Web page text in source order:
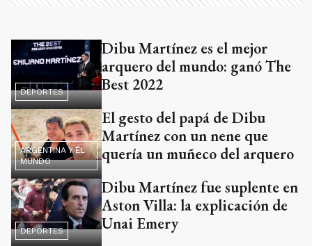
DEPORTES
Dibu Martínez es el mejor
arquero del mundo: ganó The
Best 2022
ARGENTINA Y EL
MUNDO
El gesto del papá de Dibu
Martínez con un nene que
quería un muñeco del arquero
DEPORTES
Dibu Martínez fue suplente en
Aston Villa: la explicación de
Unai Emery